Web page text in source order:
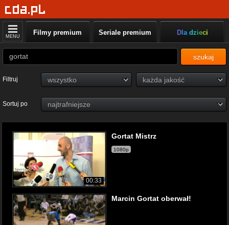
MENU Filmy premium Seriale premium Dla dzieci
szukaj
Filtruj
Sortuj po
00:33
Gortat Mistrz
1080p
Marcin Gortat oberwał!